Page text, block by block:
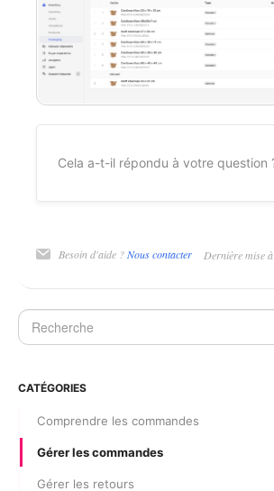
Cela a-t-il répondu à votre question
Besoin d'aide ?Nous contacter Dernière mise
CATÉGORIES
Comprendre les commandes
Gérer les commandes
Gérer les retours